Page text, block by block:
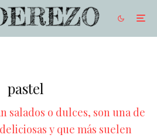
pastel
salados o dulces, son una de
y que más suelen